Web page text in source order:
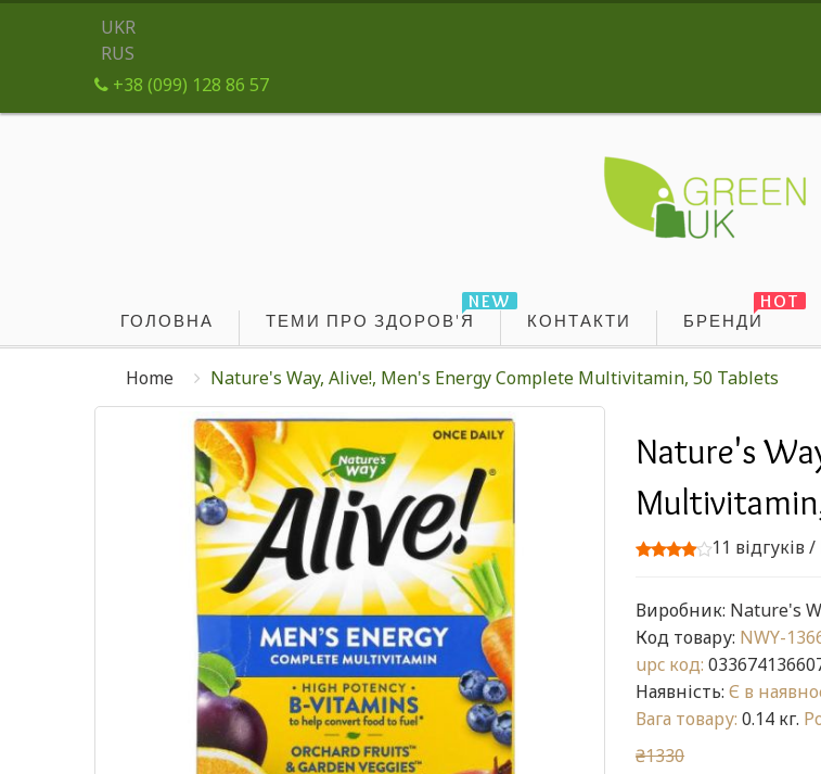
UKR
RUS
+38 (099) 128 86 57
ГОЛОВНА
NEW
ТЕМИ ПРО ЗДОРОВ'Я КОНТАКТИ
HOT
БРЕНДИ
Home Nature's Way, Alive!, Men's Energy Complete Multivitamin, 50 Tablets
Nature's
11 відгуків/
Виробник: Nature's
Код товару: NWY-
upc код:
Наявність:Є в
Вага товару: 0.14 кг.
₴1330